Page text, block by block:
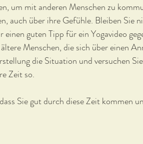
um mit anderen Menschen zu
auch über ihre Gefühle. Bleiben Sie
einen guten Tipp für ein Yogavideo
Menschen, die sich über einen
die Situation und versuchen
Zeit so.
Sie gut durch diese Zeit kommen